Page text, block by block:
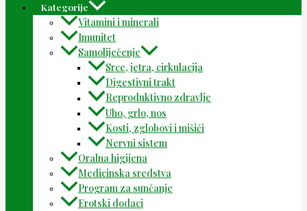
Kategorije
Vitamini i minerali
Imunitet
Samoliječenje
Srce, jetra, cirkulacija
Digestivni trakt
Reproduktivno zdravlje
Uho, grlo, nos
Kosti, zglobovi i mišići
Nervni sistem
Oralna higijena
Medicinska sredstva
Program za sunčanje
Erotski dodaci